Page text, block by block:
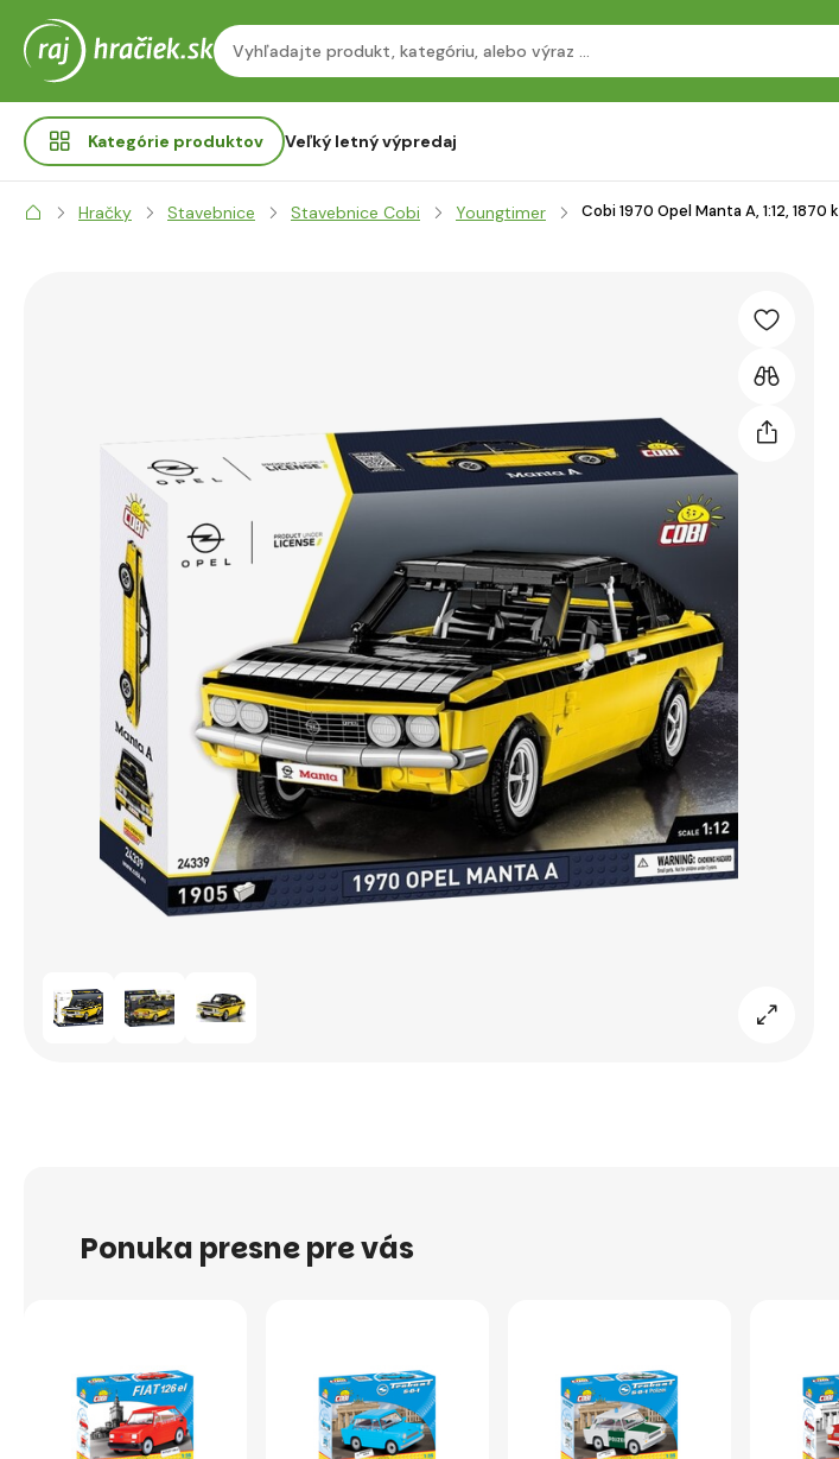
Kategórie produktov Veľký letný výpredaj
Hračky Stavebnice Stavebnice Cobi Youngtimer Cobi 1970 Opel Manta A, 1:12, 1870 k
Ponuka presne pre vás